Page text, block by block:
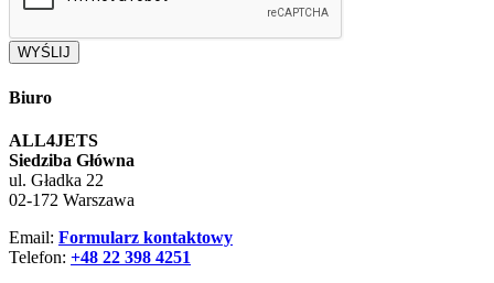
WYŚLIJ
Biuro
ALL4JETS
Siedziba Główna
ul. Gładka 22
02-172 Warszawa
Email: Formularz kontaktowy
Telefon: +48 22 398 4251